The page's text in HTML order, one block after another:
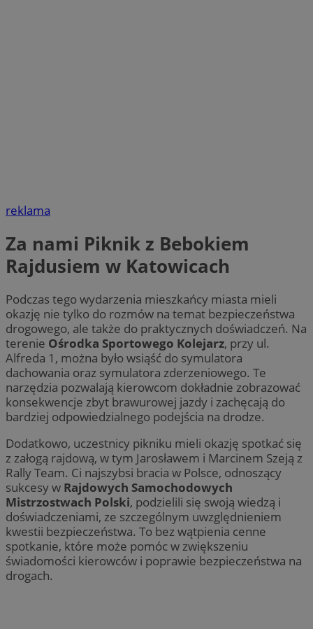
reklama
Za nami Piknik z Bebokiem
Rajdusiem w Katowicach
Podczas tego wydarzenia mieszkańcy miasta mieli
okazję nie tylko do rozmów na temat bezpieczeństwa
drogowego, ale także do praktycznych doświadczeń. Na
terenie Ośrodka Sportowego Kolejarz, przy ul.
Alfreda 1, można było wsiąść do symulatora
dachowania oraz symulatora zderzeniowego. Te
narzędzia pozwalają kierowcom dokładnie zobrazować
konsekwencje zbyt brawurowej jazdy i zachęcają do
bardziej odpowiedzialnego podejścia na drodze.
Dodatkowo, uczestnicy pikniku mieli okazję spotkać się
z załogą rajdową, w tym Jarosławem i Marcinem Szeją z
Rally Team. Ci najszybsi bracia w Polsce, odnoszący
sukcesy w Rajdowych Samochodowych
Mistrzostwach Polski, podzielili się swoją wiedzą i
doświadczeniami, ze szczególnym uwzględnieniem
kwestii bezpieczeństwa. To bez wątpienia cenne
spotkanie, które może pomóc w zwiększeniu
świadomości kierowców i poprawie bezpieczeństwa na
drogach.